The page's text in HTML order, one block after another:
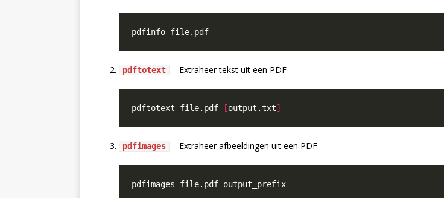
pdftotext – Extraheer tekst uit een PDF
pdftotext file.pdf [output.txt]
pdfimages – Extraheer afbeeldingen uit een PDF